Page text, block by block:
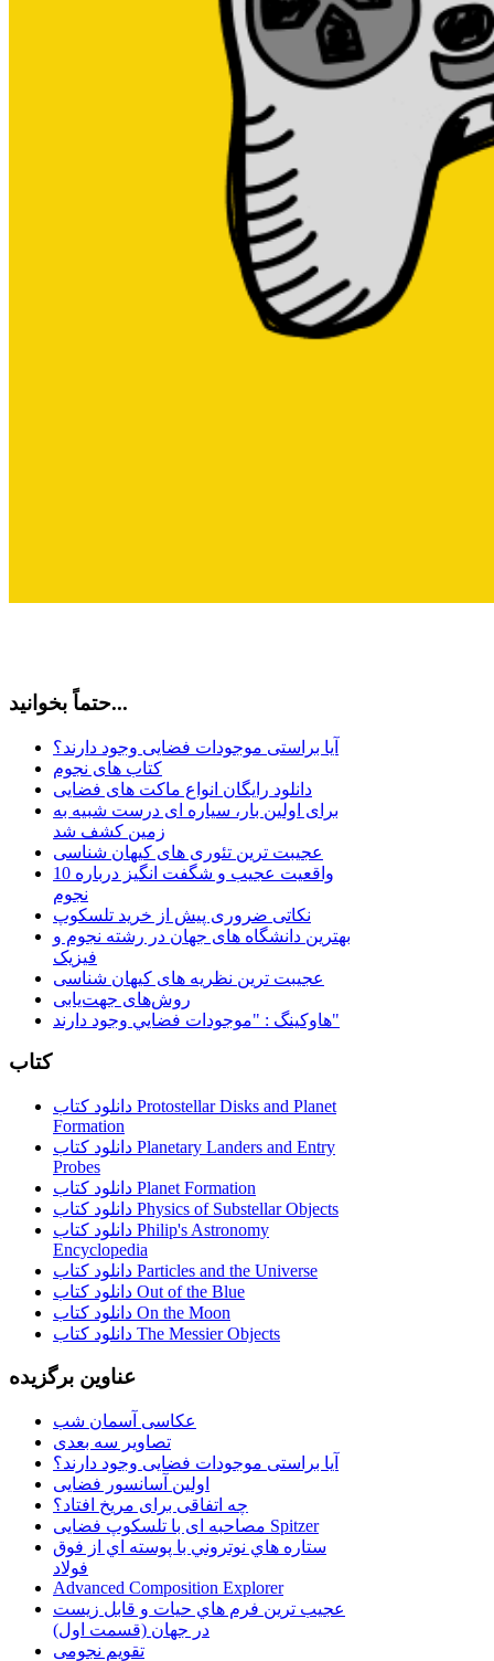
حتماً بخوانید...
آیا براستی موجودات فضایی وجود دارند؟
کتاب های نجوم
دانلود رایگان انواع ماکت های فضایی
برای اولین بار، سیاره ای درست شبیه به
زمین کشف شد
عجیبت ترین تئوری های کیهان شناسی
10 واقعیت عجیب و شگفت انگیز درباره
نجوم
نکاتی ضروری پیش از خرید تلسکوپ
بهترین دانشگاه های جهان در رشته نجوم و
فیزیک
عجیبت ترین نظریه های کیهان شناسی
روش‌های جهت‌یابی
هاوكينگ : "موجودات فضايي وجود دارند"
کتاب
دانلود کتاب Protostellar Disks and Planet
Formation
دانلود کتاب Planetary Landers and Entry
Probes
دانلود کتاب Planet Formation
دانلود کتاب Physics of Substellar Objects
دانلود کتاب Philip's Astronomy
Encyclopedia
دانلود کتاب Particles and the Universe
دانلود کتاب Out of the Blue
دانلود کتاب On the Moon
دانلود کتاب The Messier Objects
عناوین برگزیده
عکاسی آسمان شب
تصاویر سه بعدی
آیا براستی موجودات فضایی وجود دارند؟
اولین آسانسور فضایی
چه اتفاقی برای مریخ افتاد؟
مصاحبه ای با تلسکوپ فضایی Spitzer
ستاره هاي نوتروني با پوسته اي از فوق
فولاد
Advanced Composition Explorer
عجیب ترین فرم هاي حيات و قابل زيست
در جهان (قسمت اول)
تقویم نجومی